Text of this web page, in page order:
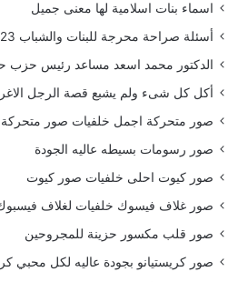
اسماء بنات اسلامية لها معنى جميل
أسئلة صراحة محرجة للبنات والشباب 2023
الدكتور محمد اسعد مساعد رئيس حزب
أكل كل شىء ولم يشبع قصة الرجل
صور متحركة اجمل خلفيات صور متحركة
صور رسومات بسيطه عاليه الجودة
صور كيوت احلى خلفيات صور كيوت
صور غلاف فيسوك خلفيات لغلاف
صور قلب مكسور حزينة للمجروحين
صور كريستيانو بجودة عاليه لكل محبي